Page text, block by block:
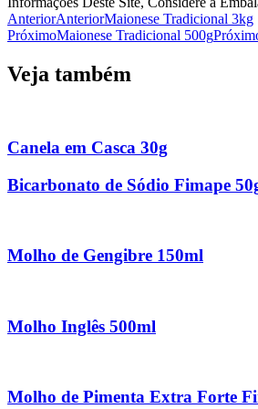
AnteriorAnteriorMaionese Tradicional 3kg
PróximoMaionese Tradicional 500g
Veja também
Canela em Casca 30g
Bicarbonato de Sódio Fimape
Molho de Gengibre 150ml
Molho Inglês 500ml
Molho de Pimenta Extra Forte